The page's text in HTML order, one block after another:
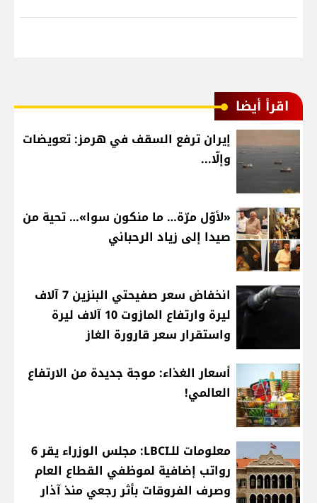
اقرأ أيضا
إيران ترفع السقف في هرمز: تعويضات
وإلّا...
«لأوّل مرّة… ما منكون سوا»… تحية من
صيدا إلى زياد الرحباني
انخفاض سعر صفيحتي البنزين 7 آلاف
ليرة وارتفاع المازوت 10 آلاف ليرة
واستقرار سعر قارورة الغاز
أسعار الغذاء: موجة جديدة من الارتفاع
العالمي!
معلومات للـLBCI: مجلس الوزراء يقر 6
رواتب إضافية لموظفي القطاع العام
وصرف الفروقات بأثر رجعي منذ آذار